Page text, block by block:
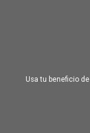
Usa tu beneficio